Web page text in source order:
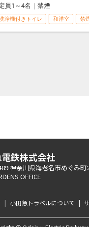
員1～4名 ｜ 禁煙
浄機付きトイレ 和洋室 禁
鉄株式会社
神奈川県海老名市めぐみ町
OFFICE
| 小田急トラベルについて |